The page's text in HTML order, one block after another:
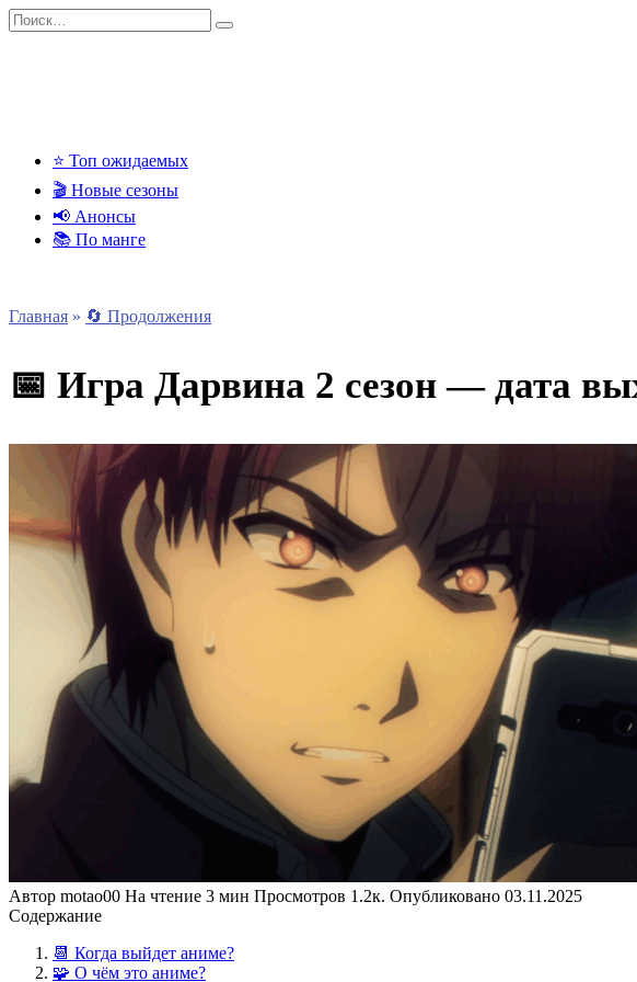
Перейти
к
Search
for:
⭐ Топ ожидаемых
🎬 Новые сезоны
📢 Анонсы
📚 По манге
Главная » 🔄 Продолжения
📅 Игра Дарвина 2 сезон — дата
Автор motao00 На чтение 3 мин Просмотров 1.2к. Опубликовано 03.11.2025
Содержание
📆 Когда выйдет аниме?
🧩 О чём это аниме?